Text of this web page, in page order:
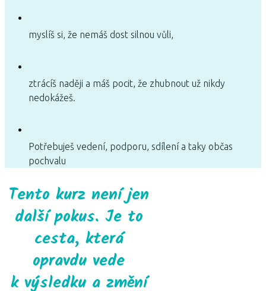
myslíš si, že nemáš dost silnou vůli,
ztrácíš naději a máš pocit, že zhubnout už nikdy
nedokážeš.
Potřebuješ vedení, podporu, sdílení a taky občas
pochvalu
Tento kurz není jen
další pokus. Je to
cesta, která
opravdu vede
k výsledku a změní